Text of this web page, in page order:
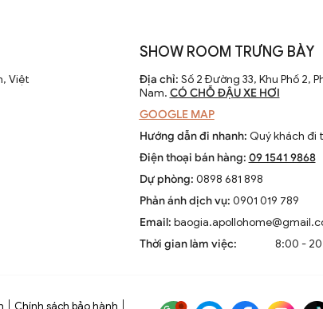
Việt
SHOW ROOM TRƯNG BÀY
Địa chỉ: Số 2 Đường 33, Khu Phố 2,
Nam. CÓ CHỖ ĐẬU XE HƠI
GOOGLE MAP
Hướng dẫn đi nhanh: Quý khách đi
Điện thoại bán hàng: 09 1541 9868
Dự phòng: 0898 681 898
Phản ánh dịch vụ: 0901 019 789
Email:
Thời gian làm việc:
8:00 -
Chính sách bảo hành